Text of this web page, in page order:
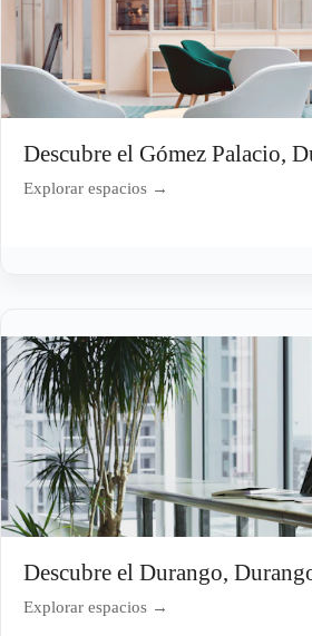
Descubre el Gómez Palacio,
Explorar espacios →
Descubre el Durango,
Explorar espacios →